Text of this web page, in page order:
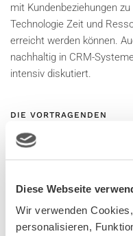
Diese Webseite
Wir verwenden
personalisieren,
mit Kundenbeziehungen
Technologie Zeit und
erreicht werden können.
nachhaltig in CRM-
intensiv diskutiert.
DIE VORTRAGENDEN
Dass das Thema
viele Branchen und
Herkunftsbranchen und
Ilse Ennsfellner,